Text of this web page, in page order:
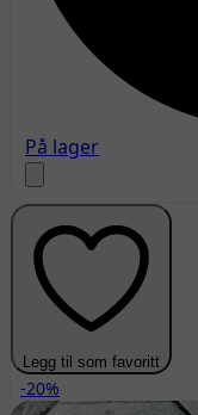
På lager
Legg til som favoritt
-20%